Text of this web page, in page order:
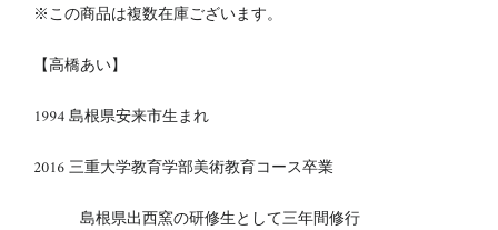
※この商品は複数在庫ございます。
【高橋あい】
1994 島根県安来市生まれ
2016 三重大学教育学部美術教育コース卒業
島根県出西窯の研修生として三年間修行